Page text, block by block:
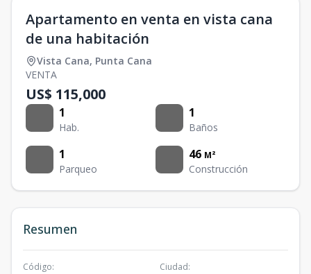
Apartamento en venta en vista cana
de una habitación
Vista Cana, Punta Cana
VENTA
US$ 115,000
1
Hab.
1
Baños
1
Parqueo
46 M²
Construcción
Resumen
Código: Ciudad: